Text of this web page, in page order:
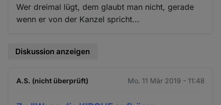
Wer dreimal lügt, dem glaubt man nicht, gerade
wenn er von der Kanzel spricht...
Diskussion anzeigen
A.S. (nicht überprüft) Mo. 11 Mär 2019 - 11:48